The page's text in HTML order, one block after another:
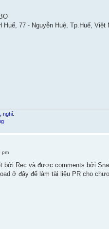
77 - Nguyễn Huệ, Tp.Huế, Việt
nghỉ.
pm
bởi Rec và được comments bởi
ở đây để làm tài liệu PR cho